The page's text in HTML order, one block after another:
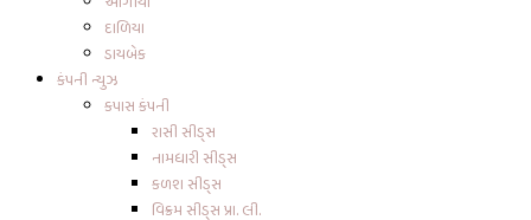
દાળિયા
ડાયબેક
કંપની ન્યુઝ
કપાસ કંપની
રાસી સીડ્સ
નામધારી સીડ્સ
કળશ સીડ્સ
વિક્રમ સીડ્સ પ્રા. લી.